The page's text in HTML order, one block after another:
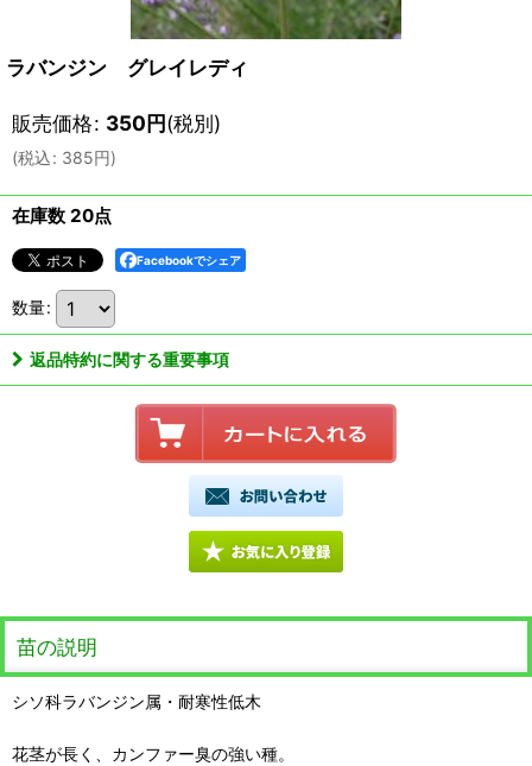
ラバンジン グレイレディ
販売価格: 350円(税別)
(税込: 385円)
在庫数 20点
Facebookでシェア
数量:
返品特約に関する重要事項
苗の説明
シソ科ラバンジン属・耐寒性低木
花茎が長く、カンファー臭の強い種。